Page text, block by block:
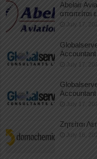
Abelair
απαιτείται
July 17,
Accountant
July 17,
Accountant
July 17,
Ζητείται
July 16,